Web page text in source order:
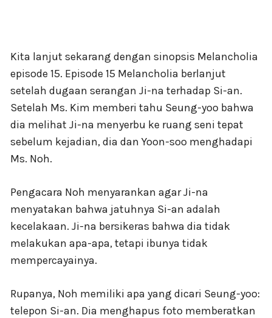
Kita lanjut sekarang dengan sinopsis Melancholia
episode 15. Episode 15 Melancholia berlanjut
setelah dugaan serangan Ji-na terhadap Si-an.
Setelah Ms. Kim memberi tahu Seung-yoo bahwa
dia melihat Ji-na menyerbu ke ruang seni tepat
sebelum kejadian, dia dan Yoon-soo menghadapi
Ms. Noh.
Pengacara Noh menyarankan agar Ji-na
menyatakan bahwa jatuhnya Si-an adalah
kecelakaan. Ji-na bersikeras bahwa dia tidak
melakukan apa-apa, tetapi ibunya tidak
mempercayainya.
Rupanya, Noh memiliki apa yang dicari Seung-yoo:
telepon Si-an. Dia menghapus foto memberatkan